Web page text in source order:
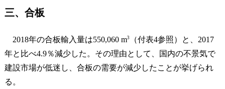
三、合板
2018年の合板輸入量は550,060 m3
（付表4参照）と、2017
年と比べ4.9％減少した。その理由として、国内の不景気で
建設市場が低迷し、合板の需要が減少したことが挙げられ
る。